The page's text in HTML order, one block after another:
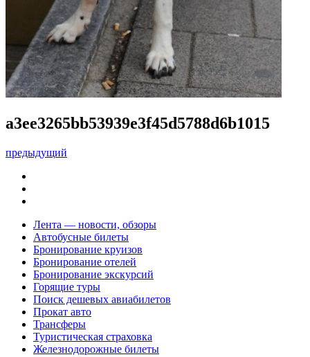
a3ee3265bb53939e3f45d5788d6b1015
предыдущий
Лента — новости, обзоры
Автобусные билеты
Бронирование круизов
Бронирование отелей
Бронирование экскурсий
Горящие туры
Поиск дешевых авиабилетов
Прокат авто
Трансферы
Туристическая страховка
Железнодорожные билеты